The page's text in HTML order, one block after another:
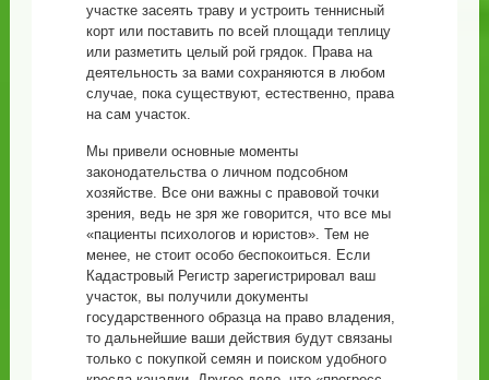
участке засеять траву и устроить теннисный
корт или поставить по всей площади теплицу
или разметить целый рой грядок. Права на
деятельность за вами сохраняются в любом
случае, пока существуют, естественно, права
на сам участок.
Мы привели основные моменты
законодательства о личном подсобном
хозяйстве. Все они важны с правовой точки
зрения, ведь не зря же говорится, что все мы
«пациенты психологов и юристов». Тем не
менее, не стоит особо беспокоиться. Если
Кадастровый Регистр зарегистрировал ваш
участок, вы получили документы
государственного образца на право владения,
то дальнейшие ваши действия будут связаны
только с покупкой семян и поиском удобного